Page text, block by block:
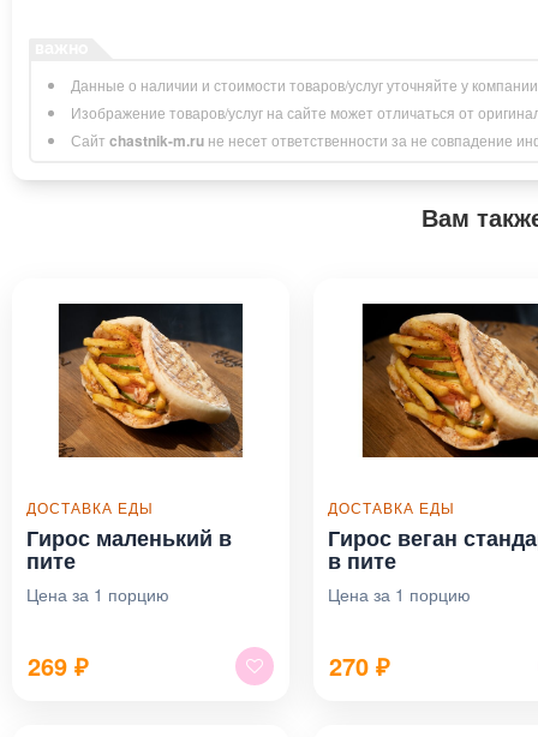
Данные о наличии и стоимости товаров/услуг уточняйте у
Изображение товаров/услуг на сайте может отличаться от
Сайт chastnik-m.ru не несет ответственности за не совпадение
Вам
ДОСТАВКА ЕДЫ
Гирос маленький в
пите
Цена за 1 порцию
269 ₽
ДОСТАВКА ЕДЫ
Гирос веган
в пите
Цена за 1 порцию
270 ₽